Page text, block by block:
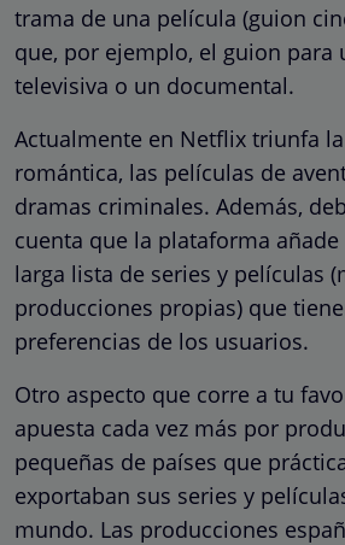
trama de una película (guion
que, por ejemplo, el guion para
televisiva o un documental.
Actualmente en Netflix triunfa
romántica, las películas de
dramas criminales. Además,
cuenta que la plataforma añade
larga lista de series y películas
producciones propias) que
preferencias de los usuarios.
Otro aspecto que corre a tu
apuesta cada vez más por
pequeñas de países que
exportaban sus series y
mundo. Las producciones